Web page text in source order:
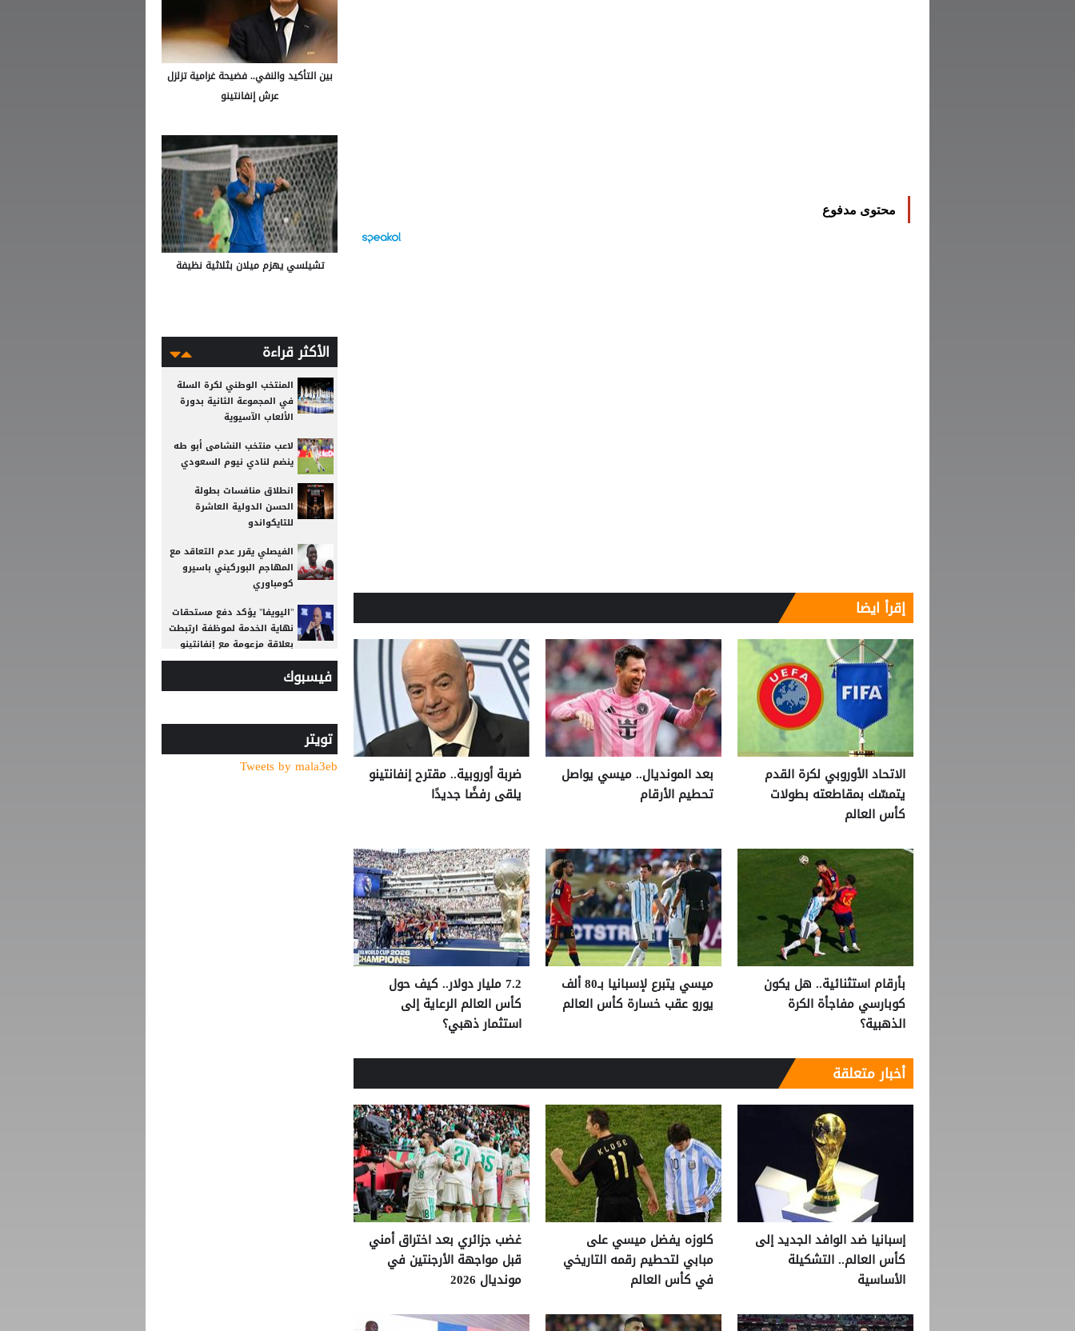
محتوى مدفوع
إقرأ ايضا
الاتحاد الأوروبي لكرة القدم
يتمسّك بمقاطعته بطولات
كأس العالم
بعد المونديال.. ميسي يواصل
تحطيم الأرقام
ضربة أوروبية.. مقترح إنفانتينو
يلقى رفضًا جديدًا
بأرقام استثنائية.. هل يكون
كوبارسي مفاجأة الكرة
الذهبية؟
ميسي يتبرع لإسبانيا بـ80 ألف
يورو عقب خسارة كأس العالم
7.2 مليار دولار.. كيف حول
كأس العالم الرعاية إلى
استثمار ذهبي؟
أخبار متعلقة
إسبانيا ضد الوافد الجديد إلى
كأس العالم.. التشكيلة
الأساسية
كلوزه يفضل ميسي على
مبابي لتحطيم رقمه التاريخي
في كأس العالم
غضب جزائري بعد اختراق أمني
قبل مواجهة الأرجنتين في
مونديال 2026
بين التأكيد والنفي.. فضيحة غرامية تزلزل
عرش إنفانتينو
تشيلسي يهزم ميلان بثلاثية نظيفة
الأكثر قراءة
المنتخب الوطني لكرة السلة
في المجموعة الثانية بدورة
الألعاب الآسيوية
لاعب منتخب النشامى أبو طه
ينضم لنادي نيوم السعودي
انطلاق منافسات بطولة
الحسن الدولية العاشرة
للتايكواندو
الفيصلي يقرر عدم التعاقد مع
المهاجم البوركيني باسيرو
كومباوري
"اليويفا" يؤكد دفع مستحقات
نهاية الخدمة لموظفة ارتبطت
بعلاقة مزعومة مع إنفانتينو
الاتحاد الإنجليزي يقر قواعد
جديدة بعد مأساة وفاة لاعبفيسبوك
تويتر
Tweets by mala3eb